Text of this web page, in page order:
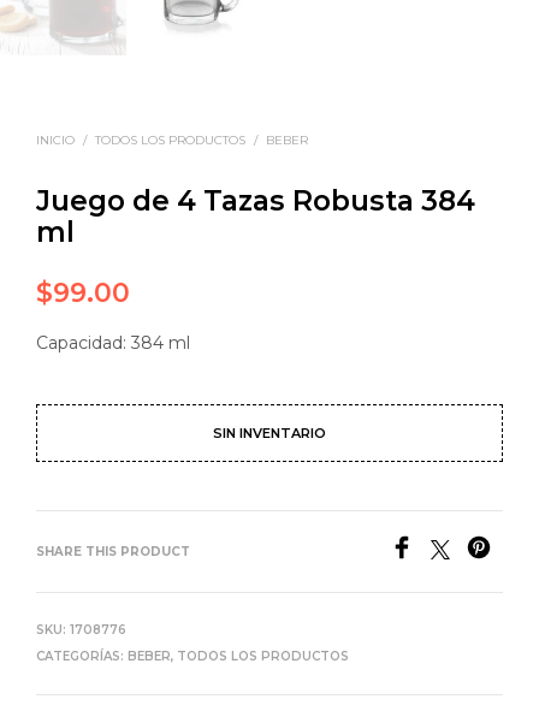
INICIO / TODOS LOS PRODUCTOS / BEBER
Juego de 4 Tazas Robusta 384
ml
$99.00
Capacidad: 384 ml
SIN INVENTARIO
SHARE THIS PRODUCT
SKU: 1708776
CATEGORÍAS: BEBER, TODOS LOS PRODUCTOS